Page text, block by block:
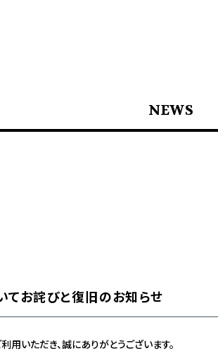
NEWS
お詫びと復旧のお知らせ
いただき、誠にありがとうございます。